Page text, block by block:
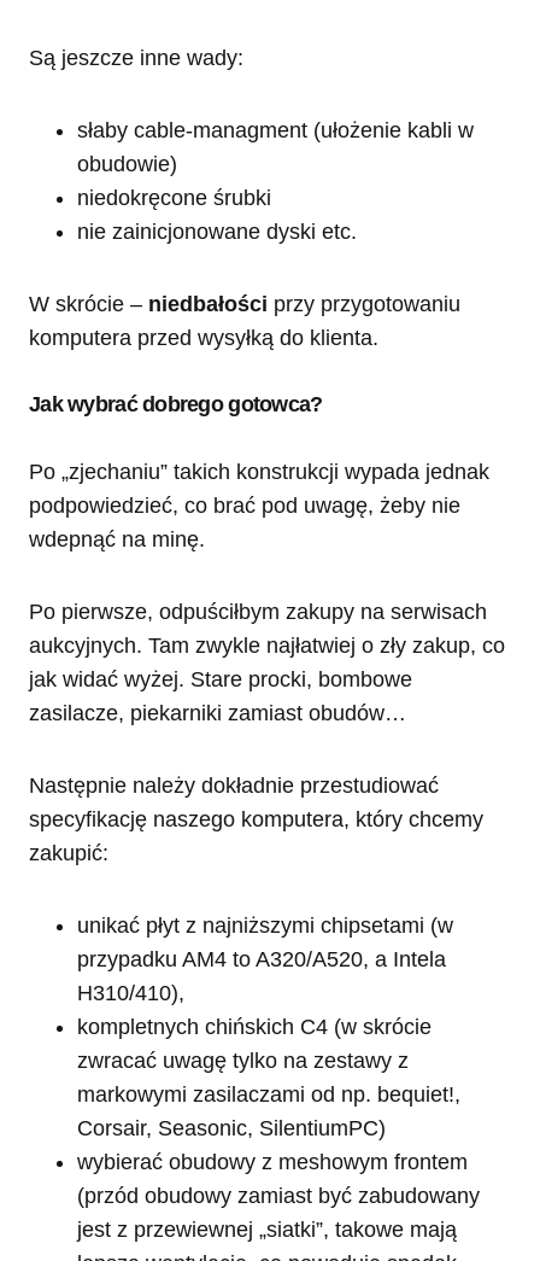
Są jeszcze inne wady:
słaby cable-managment (ułożenie kabli w
obudowie)
niedokręcone śrubki
nie zainicjonowane dyski etc.
W skrócie – niedbałości przy przygotowaniu
komputera przed wysyłką do klienta.
Jak wybrać dobrego gotowca?
Po „zjechaniu” takich konstrukcji wypada jednak
podpowiedzieć, co brać pod uwagę, żeby nie
wdepnąć na minę.
Po pierwsze, odpuściłbym zakupy na serwisach
aukcyjnych. Tam zwykle najłatwiej o zły zakup, co
jak widać wyżej. Stare procki, bombowe
zasilacze, piekarniki zamiast obudów…
Następnie należy dokładnie przestudiować
specyfikację naszego komputera, który chcemy
zakupić:
unikać płyt z najniższymi chipsetami (w
przypadku AM4 to A320/A520, a Intela
H310/410),
kompletnych chińskich C4 (w skrócie
zwracać uwagę tylko na zestawy z
markowymi zasilaczami od np. bequiet!,
Corsair, Seasonic, SilentiumPC)
wybierać obudowy z meshowym frontem
(przód obudowy zamiast być zabudowany
jest z przewiewnej „siatki”, takowe mają